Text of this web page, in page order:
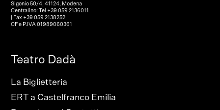
Sigonio 50/4, 41124, Modena
Centralino: Tel +39 059 2136011
| Fax +39 059 2138252
CF e P.IVA 01989060361
Teatro Dadà
La Biglietteria
ERT a Castelfranco Emilia